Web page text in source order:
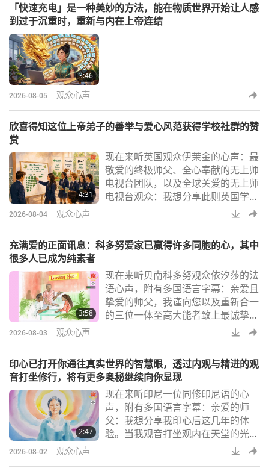
「快速充电」是一种美妙的方法，能在物质世界开始让人感
到过于沉重时，重新与内在上帝连结
3:46
2026-08-05 观众心声
欣喜得知这位上帝弟子的善举与爱心风范获得学校社群的赞
赏
4:31
现在来听英国观众伊茉金的心声：最
敬爱的终极师父、全心奉献的无上师
电视台团队，以及全球关爱的无上师
电视台观众：我想分享此则英国学校
环保倡议背后所蕴含的奇迹般福佑，
此校拥有超过一千两百名教职员与学
主教是伊莉莎白一世女王亲密盟友。
事中的这位同修师姊仅是上帝恩典的
谦卑工具。她诚心祈祷，愿任何一丝
我执痕迹都能被彻底清除。在获得学
校园丁的许可后，
2026-08-04 观众心声
充满爱的正面讯息：科多努爱家已赢得许多同胞的心，其中
很多人已成为纯素者
3:58
现在来听贝南科多努观众依汐莎的法
语心声，附有多国语言字幕：亲爱且
挚爱的师父，我谨向您以及重新合一
的三位一体至高大能者致上最诚挚的
问候。我也向出色的无上师电视台团
队致意，他们全年无休、日以继夜地
持您们。感谢您们成为上帝优秀的工
具。自二○二一年起，我们开设新的
纯素餐厅「科多努爱家」以来，至今
已逾五年，一切都进展得非常顺利。
师父全天候协助我们完成这项崇高使
命。科多努爱家已
2026-08-03 观众心声
印心已打开你通往真实世界的智慧眼，透过内观与精进的观
音打坐修行，将有更多奥秘继续向你显现
2:47
现在来听印尼一位同修印尼语的心
声，附有多国语言字幕：亲爱的师
父：我想分享我印心后这几年的体
验。当我观音打坐观内在天堂的光
时，我像往常一样持诵圣号。几分钟
后，我感觉自己彷佛缓缓通过某个地
2026-08-02 观众心声